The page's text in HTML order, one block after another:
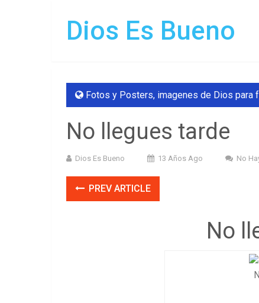
Dios Es Bueno
Fotos y Posters, imagenes de Dios para
No llegues tarde
Dios Es Bueno 13 Años Ago No
PREV ARTICLE
No